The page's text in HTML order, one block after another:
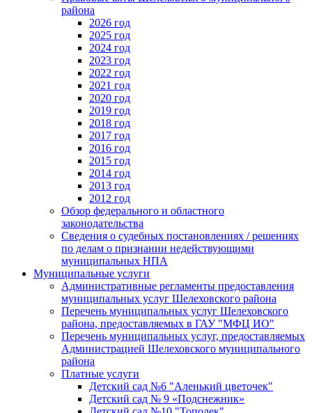
района
2026 год
2025 год
2024 год
2023 год
2022 год
2021 год
2020 год
2019 год
2018 год
2017 год
2016 год
2015 год
2014 год
2013 год
2012 год
Обзор федерального и областного
законодательства
Сведения о судебных постановлениях / решениях
по делам о признании недействующими
муниципальных НПА
Муниципальные услуги
Административные регламенты предоставления
муниципальных услуг Шелеховского района
Перечень муниципальных услуг Шелеховского
района, предоставляемых в ГАУ "МФЦ ИО"
Перечень муниципальных услуг, предоставляемых
Администрацией Шелеховского муниципального
района
Платные услуги
Детский сад №6 "Аленький цветочек"
Детский сад № 9 «Подснежник»